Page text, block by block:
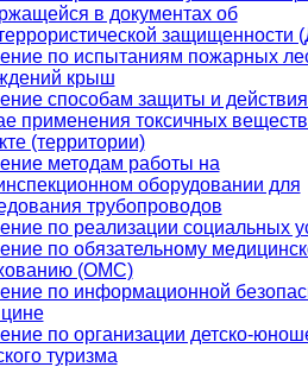
в документах об
защищенности
по испытаниям пожарных
крыш
способам защиты и
применения токсичных
(территории)
методам работы на
оборудовании для
трубопроводов
по реализации социальных
по обязательному
(ОМС)
по информационной
по организации детско-
туризма